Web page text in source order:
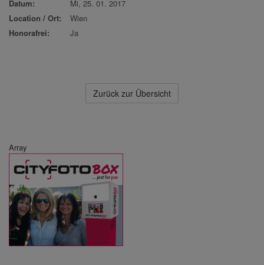
Datum:
Mi, 25. 01. 2017
Location / Ort:
Wien
Honorafrei:
Ja
Zurück zur Übersicht
Array